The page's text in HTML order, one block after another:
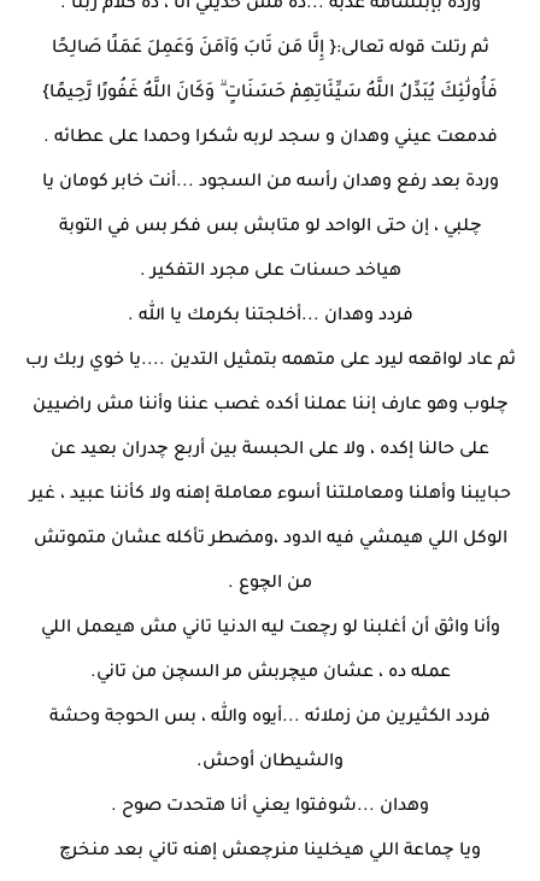
وردة بإبتسامة عذبة ...ده مش حديتي أنا ، ده كلام ربنا .
ثم رتلت قوله تعالى:{ إِلَّا مَن تَابَ وَآمَنَ وَعَمِلَ عَمَلًا صَالِحًا
فَأُولَٰئِكَ يُبَدِّلُ اللَّهُ سَيِّئَاتِهِمْ حَسَنَاتٍ ۗ وَكَانَ اللَّهُ غَفُورًا رَّحِيمًا}
فدمعت عيني وهدان و سجد لربه شكرا وحمدا على عطائه .
وردة بعد رفع وهدان رأسه من السجود ...أنت خابر كومان يا
چلبي ، إن حتى الواحد لو متابش بس فكر بس في التوبة
هياخد حسنات على مجرد التفكير .
فردد وهدان ...أخلجتنا بكرمك يا الله .
ثم عاد لواقعه ليرد على متهمه بتمثيل التدين ....يا خوي ربك رب
چلوب وهو عارف إننا عملنا أكده غصب عننا وأننا مش راضيين
على حالنا إكده ، ولا على الحبسة بين أربع چدران بعيد عن
حبايبنا وأهلنا ومعاملتنا أسوء معاملة إهنه ولا كأننا عبيد ، غير
الوكل اللي هيمشي فيه الدود ،ومضطر تأكله عشان متموتش
من الچوع .
وأنا واثق أن أغلبنا لو رچعت ليه الدنيا تاني مش هيعمل اللي
عمله ده ، عشان ميچربش مر السچن من تاني.
فردد الكثيرين من زملائه ...أيوه والله ، بس الحوجة وحشة
والشيطان أوحش.
وهدان ...شوفتوا يعني أنا هتحدت صوح .
ويا چماعة اللي هيخلينا منرچعش إهنه تاني بعد منخرچ